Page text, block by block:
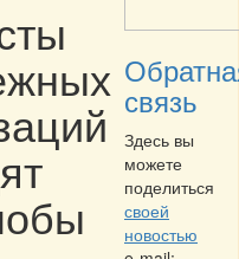
связь
Здесь вы
можете
поделиться
своей
новостью